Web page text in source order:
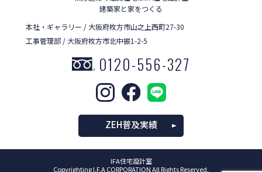
建築家と家をつくる
本社・ギャラリー / 大阪府枚方市山之上西町27-30
工事管理部 / 大阪府枚方市北中振1-2-5
0120-556-327
ZEH普及実績
IFA住宅設計室
Copyrighting I.F.A CORPORATION All Rights Reserved.